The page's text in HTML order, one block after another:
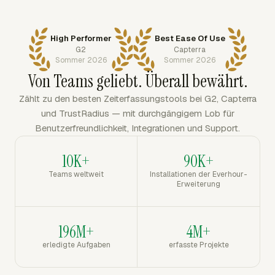
High Performer
G2
Sommer 2026
Best Ease Of Use
Capterra
Sommer 2026
Von Teams geliebt. Überall bewährt.
Zählt zu den besten Zeiterfassungstools bei G2, Capterra
und TrustRadius — mit durchgängigem Lob für
Benutzerfreundlichkeit, Integrationen und Support.
10K+
Teams weltweit
90K+
Installationen der Everhour-
Erweiterung
196M+
erledigte Aufgaben
4M+
erfasste Projekte